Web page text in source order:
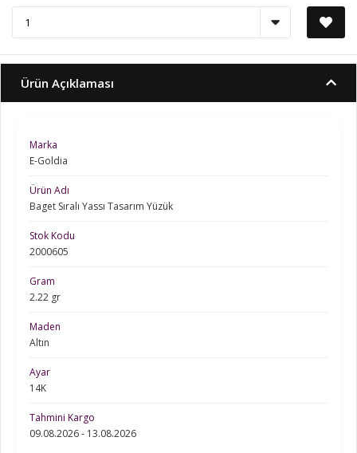
Ürün Açıklaması
Marka
E-Goldia
Ürün Adı
Baget Sıralı Yassı Tasarım Yüzük
Stok Kodu
2000605
Gram
2.22 gr
Maden
Altın
Ayar
14K
Tahmini Kargo
09.08.2026 - 13.08.2026